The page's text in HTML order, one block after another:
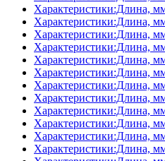
Характеристики:Длина,
Характеристики:Длина,
Характеристики:Длина,
Характеристики:Длина,
Характеристики:Длина,
Характеристики:Длина,
Характеристики:Длина,
Характеристики:Длина,
Характеристики:Длина,
Характеристики:Длина,
Характеристики:Длина,
Характеристики:Длина,